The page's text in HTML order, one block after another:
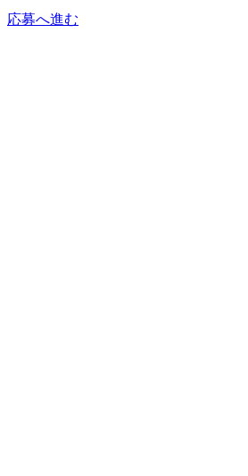
応募へ進む